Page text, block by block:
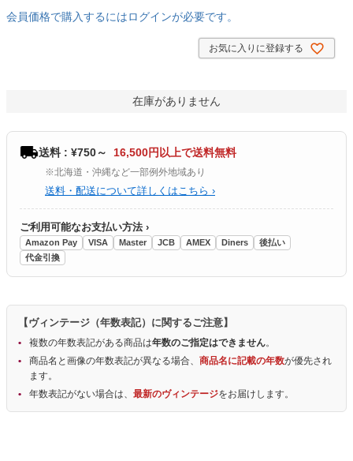
会員価格で購入するにはログインが必要です。
お気に入りに登録する
在庫がありません
送料 : ¥750～ 16,500円以上で送料無料
※北海道・沖縄など一部例外地域あり
送料・配送について詳しくはこちら ›
ご利用可能なお支払い方法 ›
Amazon Pay VISA Master JCB AMEX Diners
後払い
代金引換
【ヴィンテージ（年数表記）に関するご注意】
複数の年数表記がある商品は年数のご指定はできません。
商品名と画像の年数表記が異なる場合、 商品名に記載の年数が優先され
ます。
年数表記がない場合は、 最新のヴィンテージをお届けします。